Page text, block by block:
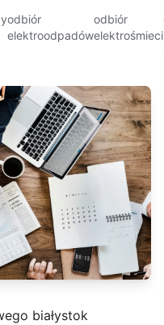
odbiór
elektroodpadów
odbiór
elektrośmieci
białystok